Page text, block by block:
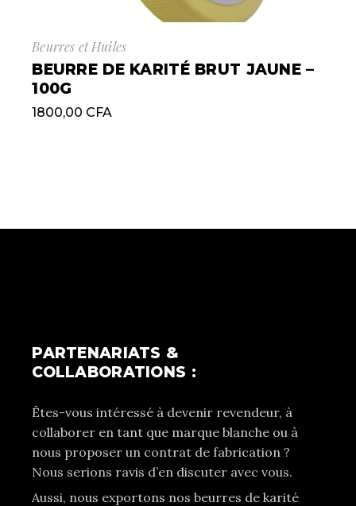
Beurres et Huiles
BEURRE DE KARITÉ BRUT JAUNE –
100G
1800,00 CFA
PARTENARIATS &
COLLABORATIONS :
Êtes-vous intéressé à devenir revendeur, à
collaborer en tant que marque blanche ou à
nous proposer un contrat de fabrication ?
Nous serions ravis d’en discuter avec vous.
Aussi, nous exportons nos beurres de karité